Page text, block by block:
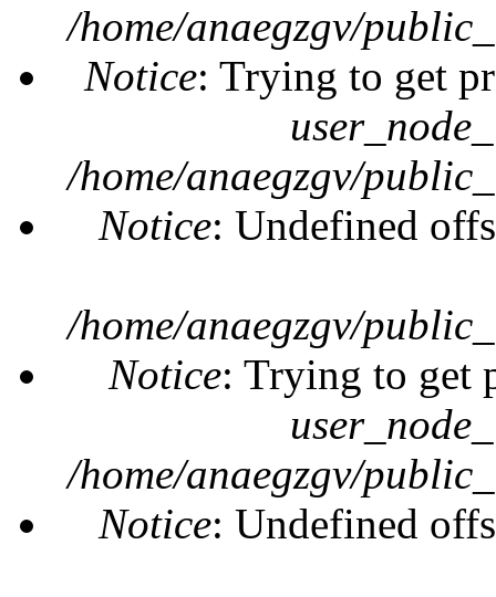
/home/anaegzgv/
Notice: Trying to get
/home/anaegzgv/
Notice: Undefined
/home/anaegzgv/
Notice: Trying to get
/home/anaegzgv/
Notice: Undefined